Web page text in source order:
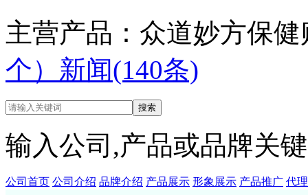
主营产品：众道妙方保
个） 新闻(140条)
输入公司,产品或品牌关
公司首页 公司介绍 品牌介绍 产品展示 形象展示 产品推广 代